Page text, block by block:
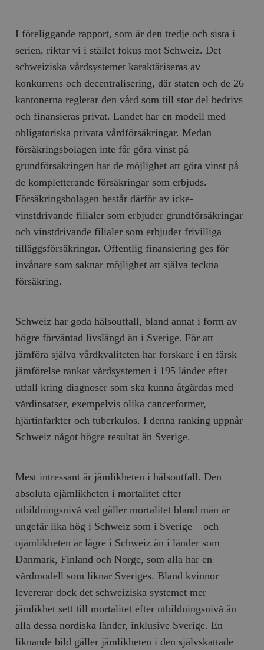
I föreliggande rapport, som är den tredje och sista i
serien, riktar vi i stället fokus mot Schweiz. Det
schweiziska vårdsystemet karaktäriseras av
konkurrens och decentralisering, där staten och de 26
kantonerna reglerar den vård som till stor del bedrivs
och finansieras privat. Landet har en modell med
obligatoriska privata vårdförsäkringar. Medan
försäkringsbolagen inte får göra vinst på
grundförsäkringen har de möjlighet att göra vinst på
de kompletterande försäkringar som erbjuds.
Försäkringsbolagen består därför av icke-
vinstdrivande filialer som erbjuder grundförsäkringar
och vinstdrivande filialer som erbjuder frivilliga
tilläggsförsäkringar. Offentlig finansiering ges för
invånare som saknar möjlighet att själva teckna
försäkring.
Schweiz har goda hälsoutfall, bland annat i form av
högre förväntad livslängd än i Sverige. För att
jämföra själva vårdkvaliteten har forskare i en färsk
jämförelse rankat vårdsystemen i 195 länder efter
utfall kring diagnoser som ska kunna åtgärdas med
vårdinsatser, exempelvis olika cancerformer,
hjärtinfarkter och tuberkulos. I denna ranking uppnår
Schweiz något högre resultat än Sverige.
Mest intressant är jämlikheten i hälsoutfall. Den
absoluta ojämlikheten i mortalitet efter
utbildningsnivå vad gäller mortalitet bland män är
ungefär lika hög i Schweiz som i Sverige – och
ojämlikheten är lägre i Schweiz än i länder som
Danmark, Finland och Norge, som alla har en
vårdmodell som liknar Sveriges. Bland kvinnor
levererar dock det schweiziska systemet mer
jämlikhet sett till mortalitet efter utbildningsnivå än
alla dessa nordiska länder, inklusive Sverige. En
liknande bild gäller jämlikheten i den självskattade